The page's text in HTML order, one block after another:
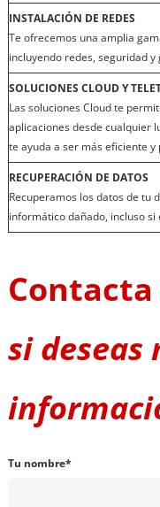
INSTALACIÓN DE REDES
Te ofrecemos una amplia
incluyendo redes, seguridad
SOLUCIONES CLOUD Y
Las soluciones Cloud te
aplicaciones desde cualquier
te ayuda a ser más eficiente y
RECUPERACIÓN DE DATOS
Recuperamos los datos de tu
informático dañado, incluso
si deseas
Tu nombre*